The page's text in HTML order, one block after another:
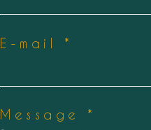
E-mail *
Message *